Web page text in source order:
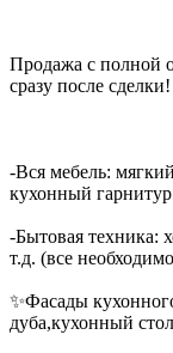
‎Продажа с полной
сразу после сделки!
‎-Вся мебель:
кухонный
‎-Бытовая техника:
т.д. (все
‎✨Фасады
дуба,кухонный